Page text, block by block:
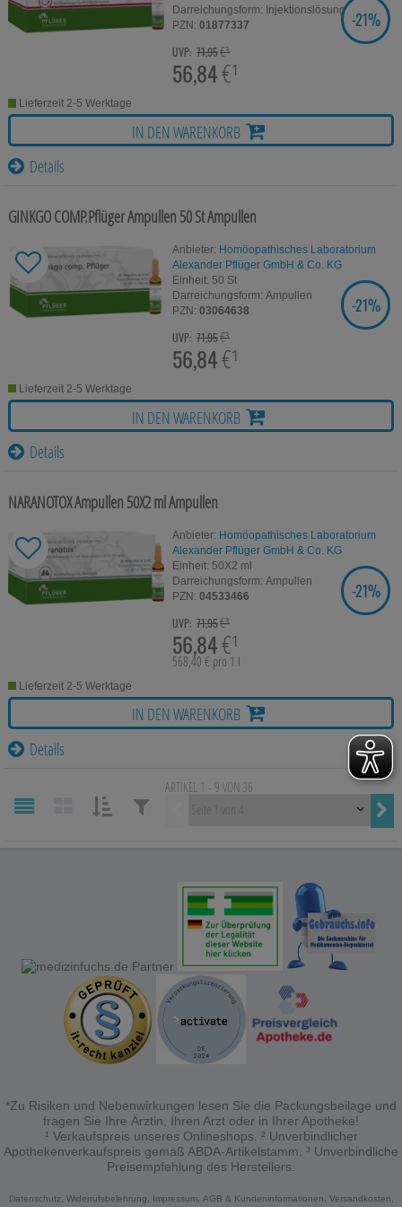
Bitte beachten Sie, dass Daten hierfür teilweise an
Dritte wie z.B. Google oder soziale Medien
Darreichungsform: Injektionslösung
PZN: 01877337
UVP: 71,95€³
56,84€¹
SIE SPAREN
-21%
Lieferzeit 2-5 Werktage
IN DEN WARENKORB
Details
GINKGO COMP.Pflüger Ampullen 50 StAmpullen
Anbieter: Homöopathisches Laboratorium
Alexander Pflüger GmbH & Co. KG
Einheit: 50 St
Darreichungsform: Ampullen
PZN: 03064638
UVP: 71,95€³
56,84€¹
SIE SPAREN
-21%
Lieferzeit 2-5 Werktage
IN DEN WARENKORB
Details
NARANOTOX Ampullen 50X2 mlAmpullen
Anbieter: Homöopathisches Laboratorium
Alexander Pflüger GmbH & Co. KG
Einheit: 50X2 ml
Darreichungsform: Ampullen
PZN: 04533466
UVP: 71,95€³
56,84€¹
568,40 € pro 1 l
SIE SPAREN
-21%
Lieferzeit 2-5 Werktage
IN DEN WARENKORB
Details
ARTIKEL 1 - 9 VON 36
*Zu Risiken und Nebenwirkungen lesen Sie die Packungsbeilage und
fragen Sie Ihre Ärztin, Ihren Arzt oder in Ihrer Apotheke!
¹ Verkaufspreis unseres Onlineshops. ² Unverbindlicher
Apothekenverkaufspreis gemäß ABDA-Artikelstamm. ³ Unverbindliche
Preisempfehlung des Herstellers.
Datenschutz, Widerrufsbelehrung, Impressum, AGB & Kundeninformationen, Versandkosten,